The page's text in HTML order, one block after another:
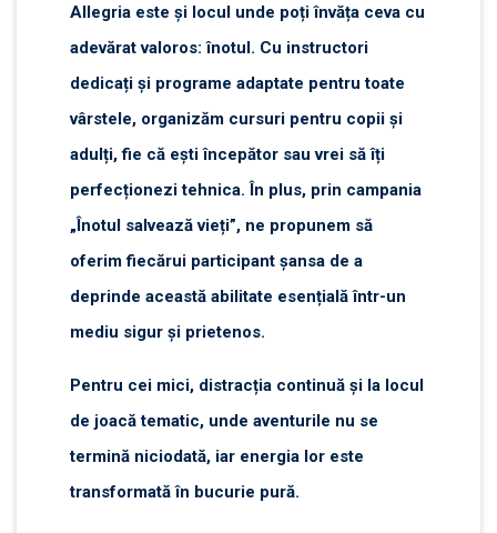
Allegria este și locul unde poți învăța ceva cu
adevărat valoros: înotul. Cu instructori
dedicați și programe adaptate pentru toate
vârstele, organizăm cursuri pentru copii și
adulți, fie că ești începător sau vrei să îți
perfecționezi tehnica. În plus, prin campania
„Înotul salvează vieți”, ne propunem să
oferim fiecărui participant șansa de a
deprinde această abilitate esențială într-un
mediu sigur și prietenos.
Pentru cei mici, distracția continuă și la locul
de joacă tematic, unde aventurile nu se
termină niciodată, iar energia lor este
transformată în bucurie pură.